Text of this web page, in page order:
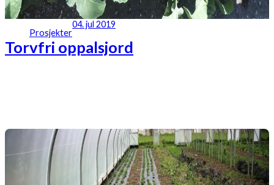
Prosjekter
04. jul 2019
Torvfri oppalsjord